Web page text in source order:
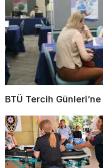
BTÜ Tercih